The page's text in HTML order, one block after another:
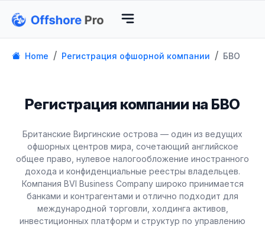
Home Регистрация офшорной компании БВО
Регистрация компании на БВО
Британские Виргинские острова — один из ведущих
офшорных центров мира, сочетающий английское
общее право, нулевое налогообложение иностранного
дохода и конфиденциальные реестры владельцев.
Компания BVI Business Company широко принимается
банками и контрагентами и отлично подходит для
международной торговли, холдинга активов,
инвестиционных платформ и структур по управлению